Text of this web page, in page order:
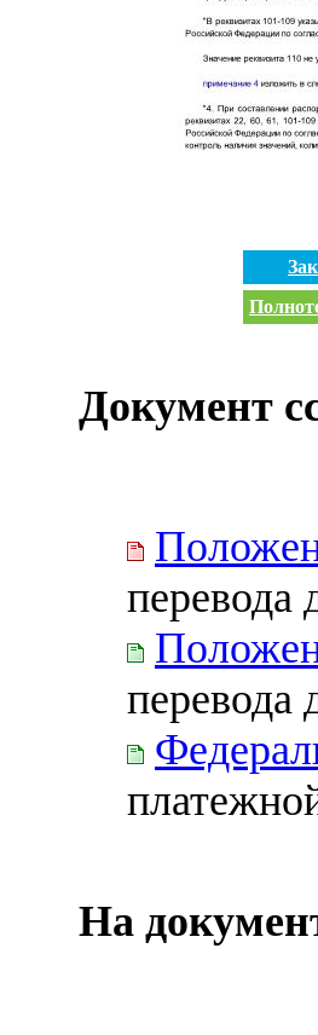
Документ
перевода
перевода
На